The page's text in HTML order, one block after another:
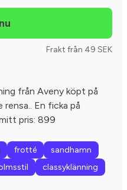
Frakt från 49 SEK
från Aveny köpt på
rensa.. En ficka på
pris: 899
frotté
sandhamn
classyklänning